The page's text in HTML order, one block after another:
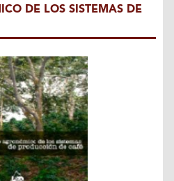
DE LOS SISTEMAS DE